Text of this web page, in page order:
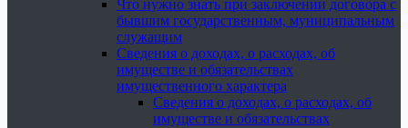
Что нужно знать при заключении договора с
бывшим государственным, муниципальным
служащим
Сведения о доходах, о расходах, об
имуществе и обязательствах
имущественного характера
Сведения о доходах, о расходах, об
имуществе и обязательствах